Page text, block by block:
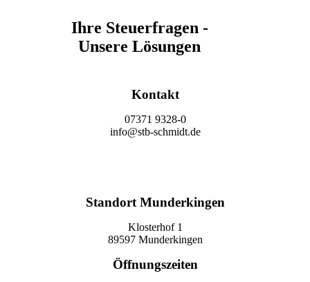
Ihre Steuerfragen -
Unsere Lösungen
Kontakt
07371 9328-0
info@stb-schmidt.de
Standort Munderkingen
Klosterhof 1
89597 Munderkingen
Öffnungszeiten